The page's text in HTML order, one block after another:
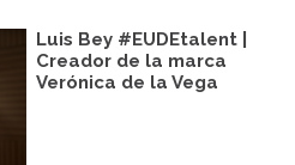
Luis Bey #EUDEtalent |
Creador de la marca
Verónica de la Vega